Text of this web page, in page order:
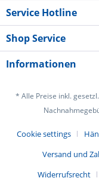
Service Hotline
Shop Service
Informationen
* Alle Preise inkl.
Cookie settings
Versand und
Widerrufsrecht